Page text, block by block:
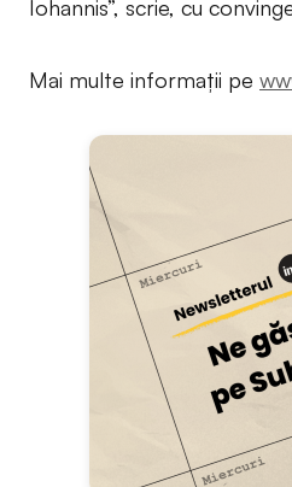
Iohannis”, scrie, cu
Mai multe informații pe